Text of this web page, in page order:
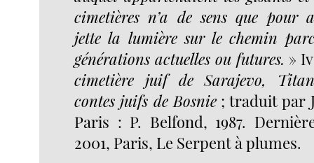
cimetières n’a de sens que pour
jette la lumière sur le chemin
générations actuelles ou futures. »
cimetière juif de Sarajevo,
contes juifs de Bosnie; traduit par
Paris : P. Belfond, 1987.
2001, Paris, Le Serpent à plumes.